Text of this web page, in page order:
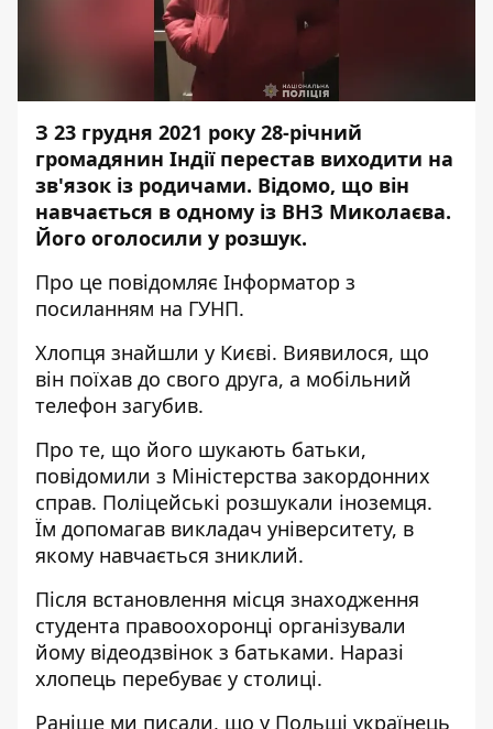
З 23 грудня 2021 року 28-річний
громадянин Індії перестав виходити на
зв'язок із родичами. Відомо, що він
навчається в одному із ВНЗ Миколаєва.
Його оголосили у розшук.
Про це повідомляє Інформатор з
посиланням на ГУНП.
Хлопця знайшли у Києві. Виявилося, що
він поїхав до свого друга, а мобільний
телефон загубив.
Про те, що його шукають батьки,
повідомили з Міністерства закордонних
справ. Поліцейські розшукали іноземця.
Їм допомагав викладач університету, в
якому навчається зниклий.
Після встановлення місця знаходження
студента правоохоронці організували
йому відеодзвінок з батьками. Наразі
хлопець перебуває у столиці.
Раніше ми писали, що у Польщі українець